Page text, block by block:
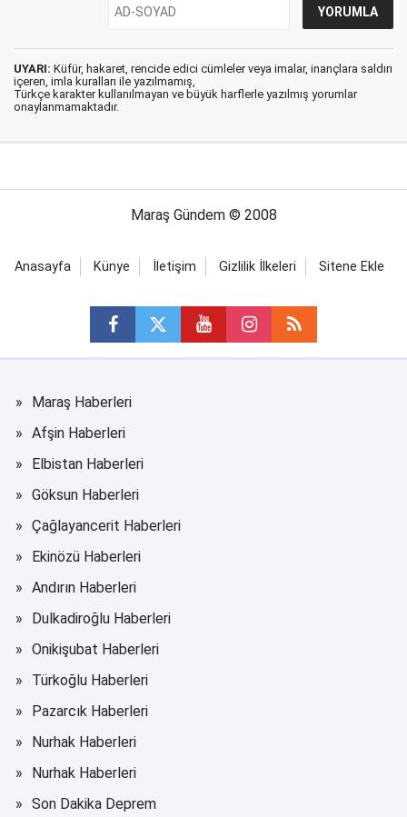
UYARI: Küfür, hakaret, rencide edici cümleler veya imalar, inançlara saldırı
içeren, imla kuralları ile yazılmamış,
Türkçe karakter kullanılmayan ve büyük harflerle yazılmış yorumlar
onaylanmamaktadır.
Maraş Gündem © 2008
Anasayfa Künye İletişim Gizlilik İlkeleri Sitene Ekle
Maraş Haberleri
Afşin Haberleri
Elbistan Haberleri
Göksun Haberleri
Çağlayancerit Haberleri
Ekinözü Haberleri
Andırın Haberleri
Dulkadiroğlu Haberleri
Onikişubat Haberleri
Türkoğlu Haberleri
Pazarcık Haberleri
Nurhak Haberleri
Nurhak Haberleri
Son Dakika Deprem